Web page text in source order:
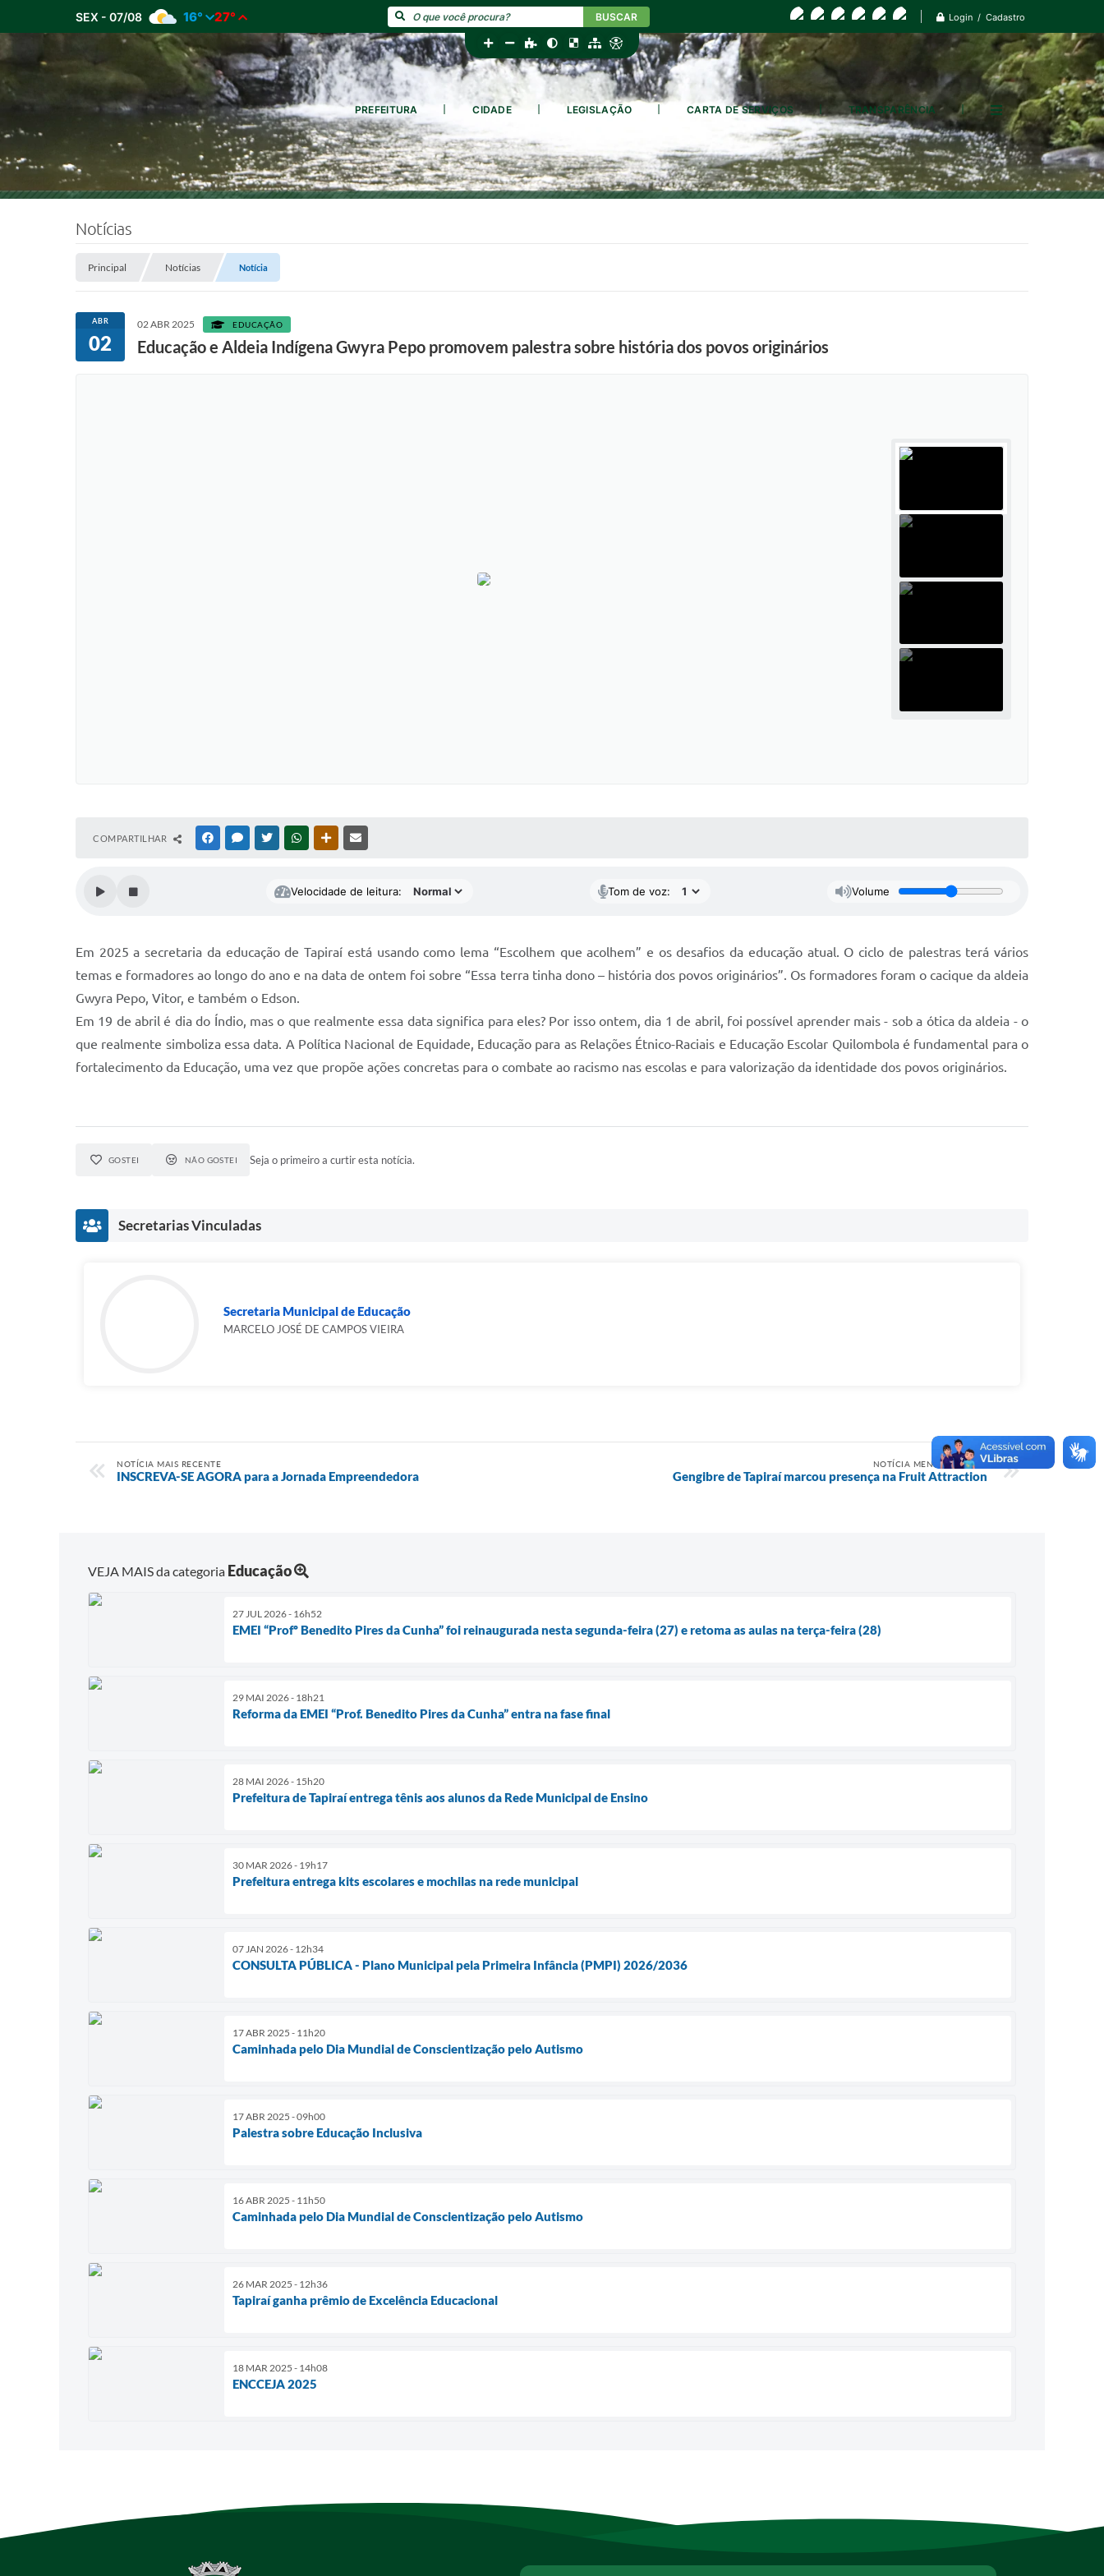
Login / Cadastro
SEX - 07/08 16° 27° BUSCAR
PREFEITURA CIDADE LEGISLAÇÃO CARTA DE SERVIÇOS TRANSPARÊNCIA
Notícias
Principal Notícias Notícia
ABR
02
02 ABR 2025 EDUCAÇÃO
Educação e Aldeia Indígena Gwyra Pepo promovem palestra sobre história dos povos originários
COMPARTILHAR FACEBOOKMESSENGER
TWITTERWHATSAPPOUTRAS MÍDIAS
Velocidade de leitura: Tom de voz: Volume
Em 2025 a secretaria da educação de Tapiraí está usando como lema “Escolhem que acolhem” e os desafios da educação atual. O ciclo de palestras terá vários
temas e formadores ao longo do ano e na data de ontem foi sobre “Essa terra tinha dono – história dos povos originários”. Os formadores foram o cacique da aldeia
Gwyra Pepo, Vitor, e também o Edson.
Em 19 de abril é dia do Índio, mas o que realmente essa data significa para eles? Por isso ontem, dia 1 de abril, foi possível aprender mais - sob a ótica da aldeia - o
que realmente simboliza essa data. A Política Nacional de Equidade, Educação para as Relações Étnico-Raciais e Educação Escolar Quilombola é fundamental para o
fortalecimento da Educação, uma vez que propõe ações concretas para o combate ao racismo nas escolas e para valorização da identidade dos povos originários.
GOSTEI NÃO GOSTEI Seja o primeiro a curtir esta notícia.
Secretarias Vinculadas
Secretaria Municipal de Educação
MARCELO JOSÉ DE CAMPOS VIEIRA
NOTÍCIA MAIS RECENTE
INSCREVA-SE AGORA para a Jornada Empreendedora
NOTÍCIA MENOS RECENTE
Gengibre de Tapiraí marcou presença na Fruit Attraction
VEJA MAIS da categoria Educação
27 JUL 2026 - 16h52
EMEI “Profº Benedito Pires da Cunha” foi reinaugurada nesta segunda-feira (27) e retoma as aulas na terça-feira (28)
29 MAI 2026 - 18h21
Reforma da EMEI “Prof. Benedito Pires da Cunha” entra na fase final
28 MAI 2026 - 15h20
Prefeitura de Tapiraí entrega tênis aos alunos da Rede Municipal de Ensino
30 MAR 2026 - 19h17
Prefeitura entrega kits escolares e mochilas na rede municipal
07 JAN 2026 - 12h34
CONSULTA PÚBLICA - Plano Municipal pela Primeira Infância (PMPI) 2026/2036
17 ABR 2025 - 11h20
Caminhada pelo Dia Mundial de Conscientização pelo Autismo
17 ABR 2025 - 09h00
Palestra sobre Educação Inclusiva
16 ABR 2025 - 11h50
Caminhada pelo Dia Mundial de Conscientização pelo Autismo
26 MAR 2025 - 12h36
Tapiraí ganha prêmio de Excelência Educacional
18 MAR 2025 - 14h08
ENCCEJA 2025